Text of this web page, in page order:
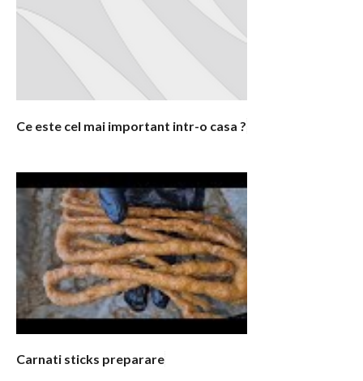
Ce este cel mai important intr-o casa ?
Carnati sticks preparare